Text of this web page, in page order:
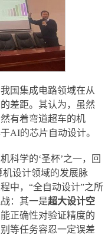
国集成电路领域在从
差距。其认为，虽然
有着弯道超车的机
AI的芯片自动设计。
科学的‘圣杯’之一，回
设计领域的发展脉
中，“全自动设计”之所
：其一是超大设计空
正确性对验证精度的
等任务容忍一定误差